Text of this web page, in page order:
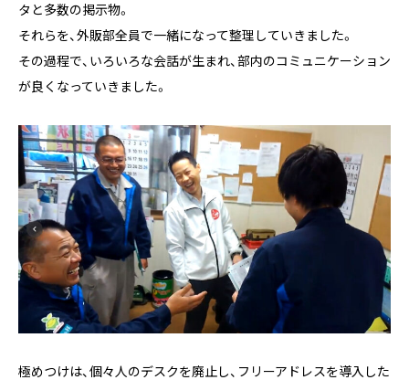
タと多数の掲示物。
それらを、外販部全員で一緒になって整理していきました。
その過程で、いろいろな会話が生まれ、部内のコミュニケーション
が良くなっていきました。
極めつけは、個々人のデスクを廃止し、フリーアドレスを導入した